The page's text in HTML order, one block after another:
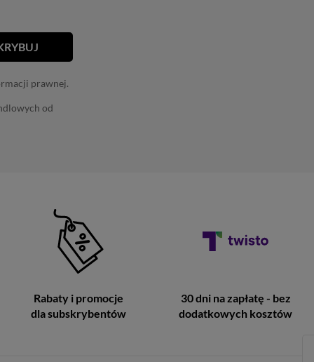
prawnej.
od
Rabaty i promocje
dla subskrybentów
30 dni na zapłatę - bez
dodatkowych kosztów